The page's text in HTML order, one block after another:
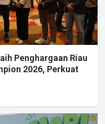
Penghargaan Riau
2026, Perkuat